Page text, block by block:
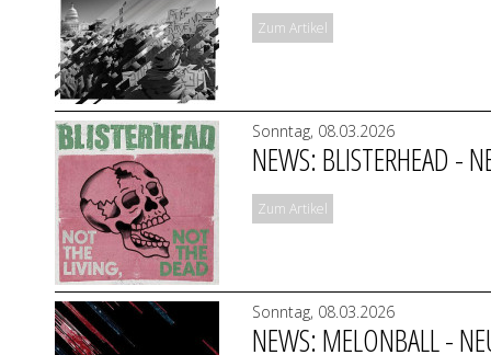
Zum Artikel
Sonntag, 08.03.2026
NEWS: BLISTERHEAD -
Zum Artikel
Sonntag, 08.03.2026
NEWS: MELONBALL -